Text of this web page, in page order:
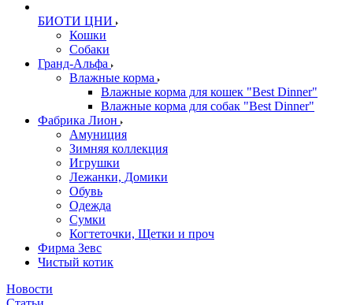
БИОТИ ЦНИ
Кошки
Собаки
Гранд-Альфа
Влажные корма
Влажные корма для кошек "Best Dinner"
Влажные корма для собак "Best Dinner"
Фабрика Лион
Амуниция
Зимняя коллекция
Игрушки
Лежанки, Домики
Обувь
Одежда
Сумки
Когтеточки, Щетки и проч
Фирма Зевс
Чистый котик
Новости